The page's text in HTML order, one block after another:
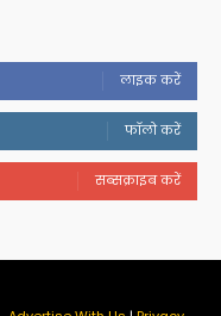
लाइक करें
फॉलो करें
सब्सक्राइब करें